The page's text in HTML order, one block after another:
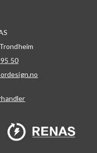
Trondheim
50